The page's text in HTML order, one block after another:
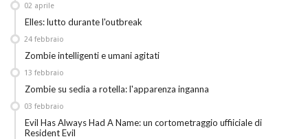
Elles: lutto durante l'outbreak
02 aprile
Zombie intelligenti e umani agitati
24 febbraio
Zombie su sedia a rotella: l'apparenza inganna
13 febbraio
Evil Has Always Had A Name: un cortometraggio uffiiciale di
Resident Evil
03 febbraio